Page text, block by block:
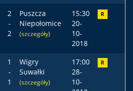
2
-
2
Puszcza
Niepołomice
(szczegóły)
15:30
20-
10-
2018
R
1
-
1
Wigry
Suwałki
(szczegóły)
17:00
28-
10-
R